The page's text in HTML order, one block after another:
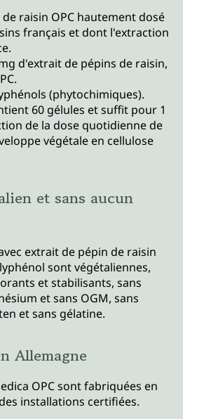
raisin OPC hautement dosé
français et dont l'extraction
d'extrait de pépins de raisin,
(phytochimiques).
60 gélules et suffit pour 1
de la dose quotidienne de
végétale en cellulose
et sans aucun
extrait de pépin de raisin
sont végétaliennes,
et stabilisants, sans
et sans OGM, sans
et sans gélatine.
Allemagne
OPC sont fabriquées en
installations certifiées.